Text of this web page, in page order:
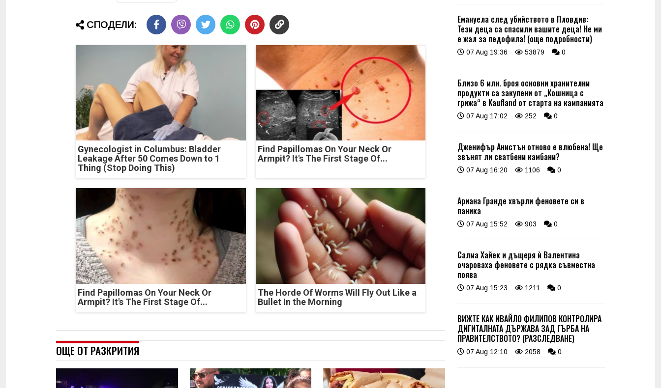
СПОДЕЛИ:
Gynecologist in Columbus: Bladder
Leakage After 50 Comes Down to 1
Thing (Stop Doing This)
Find Papillomas On Your Neck Or
Armpit? It's The First Stage Of...
Find Papillomas On Your Neck Or
Armpit? It's The First Stage Of...
The Horde Of Worms Will Fly Out Like a
Bullet In the Morning
ОЩЕ ОТ РАЗКРИТИЯ
Емануела след убийството в Пловдив:
Тези деца са спасили вашите деца! Не ми
е жал за педофила! (още подробности)
07 Aug 19:36 53879 0
Близо 6 млн. броя основни хранителни
продукти са закупени от „Кошница с
грижа“ в Kaufland от старта на кампанията
07 Aug 17:02 252 0
Дженифър Анистън отново е влюбена! Ще
звънят ли сватбени камбани?
07 Aug 16:20 1106 0
Ариана Гранде хвърли феновете си в
паника
07 Aug 15:52 903 0
Салма Хайек и дъщеря ѝ Валентина
очароваха феновете с рядка съвместна
поява
07 Aug 15:23 1211 0
ВИЖТЕ КАК ИВАЙЛО ФИЛИПОВ КОНТРОЛИРА
ДИГИТАЛНАТА ДЪРЖАВА ЗАД ГЪРБА НА
ПРАВИТЕЛСТВОТО? (РАЗСЛЕДВАНЕ)
07 Aug 12:10 2058 0